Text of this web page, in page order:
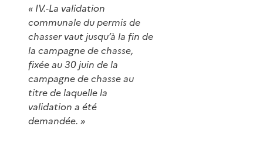
« IV.-La validation
communale du permis de
chasser vaut jusqu’à la fin de
la campagne de chasse,
fixée au 30 juin de la
campagne de chasse au
titre de laquelle la
validation a été
demandée. »